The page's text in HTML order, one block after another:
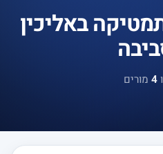
באליכין
4 מורים